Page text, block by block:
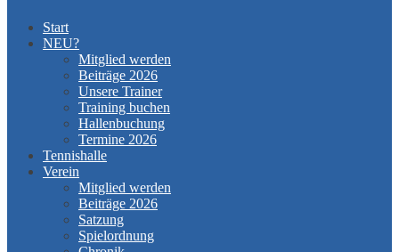
Start
NEU?
Mitglied werden
Beiträge 2026
Unsere Trainer
Training buchen
Hallenbuchung
Termine 2026
Tennishalle
Verein
Mitglied werden
Beiträge 2026
Satzung
Spielordnung